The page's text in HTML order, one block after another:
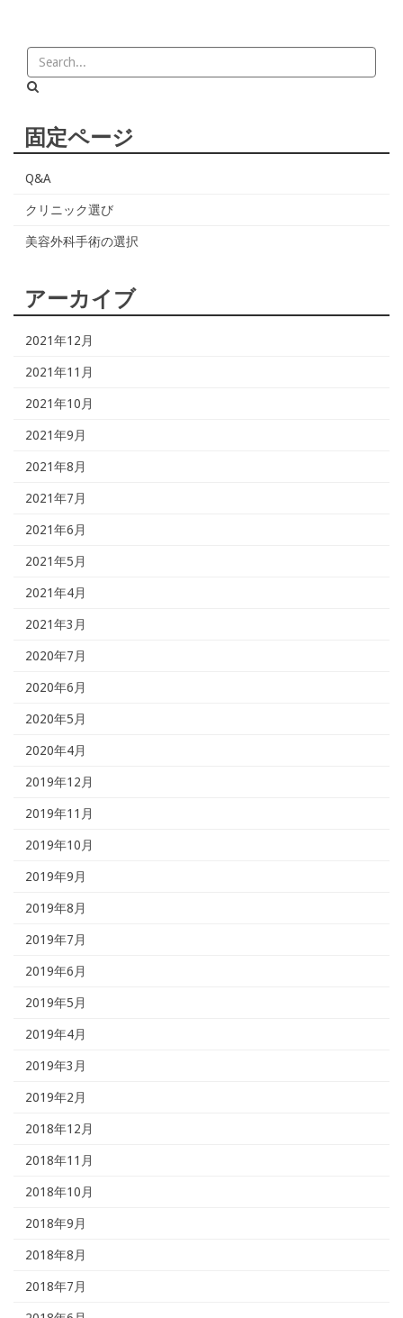
固定ページ
Q&A
クリニック選び
美容外科手術の選択
アーカイブ
2021年12月
2021年11月
2021年10月
2021年9月
2021年8月
2021年7月
2021年6月
2021年5月
2021年4月
2021年3月
2020年7月
2020年6月
2020年5月
2020年4月
2019年12月
2019年11月
2019年10月
2019年9月
2019年8月
2019年7月
2019年6月
2019年5月
2019年4月
2019年3月
2019年2月
2018年12月
2018年11月
2018年10月
2018年9月
2018年8月
2018年7月